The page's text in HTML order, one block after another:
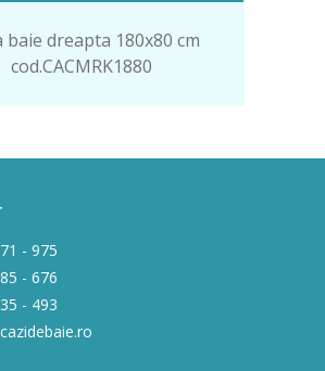
baie dreapta 180x80 cm
cod.CACMRK1880
- 975
- 676
- 493